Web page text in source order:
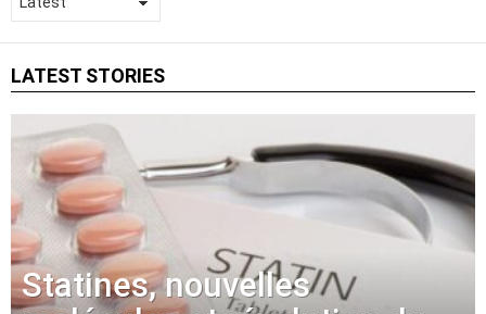
LATEST STORIES
Statines, nouvelles